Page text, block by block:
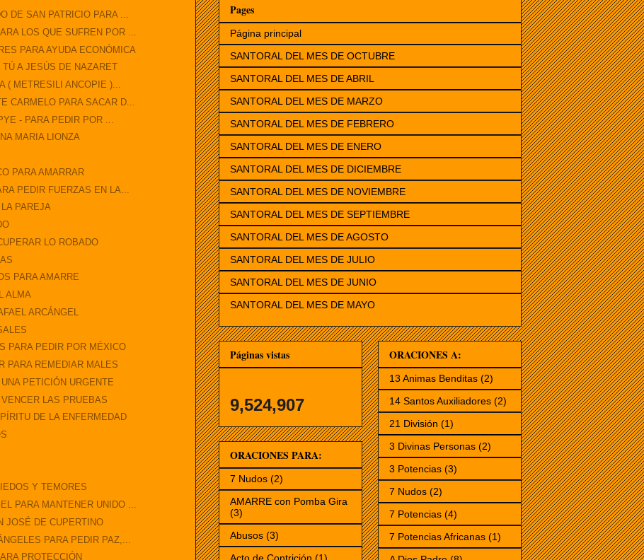
DE SAN PATRICIO PARA ...
LOS QUE SUFREN POR ...
PARA AYUDA ECONÓMICA
A JESÚS DE NAZARET
( METRESILI ANCOPIE )...
CARMELO PARA SACAR D...
- PARA PEDIR POR ...
MARIA LIONZA
PARA AMARRAR
PEDIR FUERZAS EN LA...
PAREJA
LO ROBADO
PARA AMARRE
ALMA
ARCÁNGEL
PARA PEDIR POR MÉXICO
PARA REMEDIAR MALES
PETICIÓN URGENTE
LAS PRUEBAS
DE LA ENFERMEDAD
Y TEMORES
PARA MANTENER UNIDO ...
JOSÉ DE CUPERTINO
PARA PEDIR PAZ,...
PROTECCIÓN
Pages
Página principal
SANTORAL DEL MES DE OCTUBRE
SANTORAL DEL MES DE ABRIL
SANTORAL DEL MES DE MARZO
SANTORAL DEL MES DE FEBRERO
SANTORAL DEL MES DE ENERO
SANTORAL DEL MES DE DICIEMBRE
SANTORAL DEL MES DE NOVIEMBRE
SANTORAL DEL MES DE SEPTIEMBRE
SANTORAL DEL MES DE AGOSTO
SANTORAL DEL MES DE JULIO
SANTORAL DEL MES DE JUNIO
SANTORAL DEL MES DE MAYO
Páginas vistas
9,524,907
ORACIONES PARA:
7 Nudos (2)
AMARRE con Pomba Gira
(3)
Abusos (3)
ORACIONES A:
13 Animas Benditas (2)
14 Santos Auxiliadores (2)
21 División (1)
3 Divinas Personas (2)
3 Potencias (3)
7 Nudos (2)
7 Potencias (4)
7 Potencias Africanas (1)